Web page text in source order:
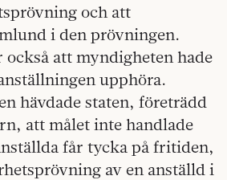
och att
i den prövningen.
också att myndigheten hade
upphöra.
hävdade staten, företrädd
att målet inte handlade
får tycka på fritiden,
av en anställd i